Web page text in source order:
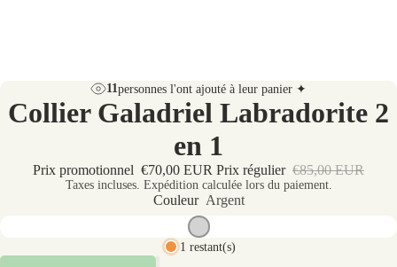
11personnes l'ont ajouté à leur panier ✦
Collier Galadriel Labradorite 2
en 1
Prix promotionnel €70,00 EUR Prix régulier €85,00 EUR
Taxes incluses. Expédition calculée lors du paiement.
Couleur Argent
1 restant(s)